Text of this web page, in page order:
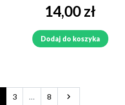
Cena
14,00 zł
Dodaj do koszyka
3 … 8 Następny
